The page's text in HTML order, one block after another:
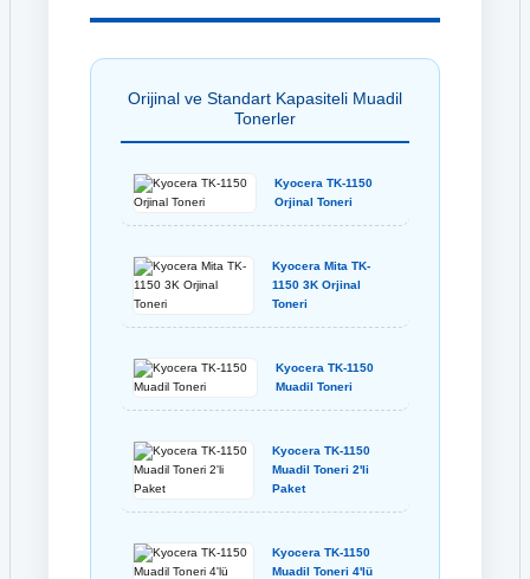
Orijinal ve Standart Kapasiteli Muadil
Tonerler
Kyocera TK-1150
Orjinal Toneri
Kyocera Mita TK-
1150 3K Orjinal
Toneri
Kyocera TK-1150
Muadil Toneri
Kyocera TK-1150
Muadil Toneri 2'li
Paket
Kyocera TK-1150
Muadil Toneri 4'lü